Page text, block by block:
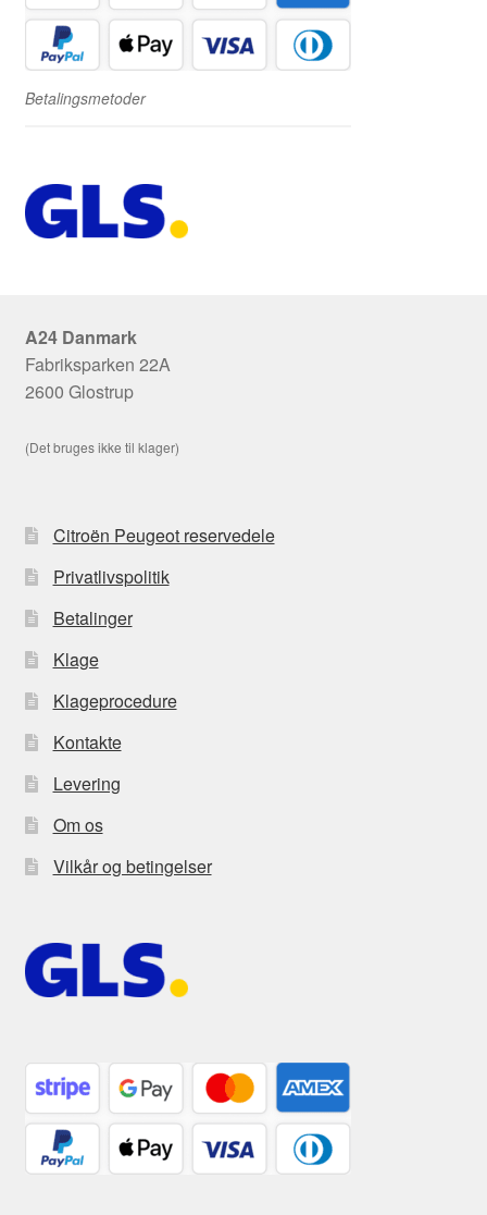
Betalingsmetoder
A24 Danmark
Fabriksparken 22A
2600 Glostrup
(Det bruges ikke til klager)
Citroën Peugeot reservedele
Privatlivspolitik
Betalinger
Klage
Klageprocedure
Kontakte
Levering
Om os
Vilkår og betingelser